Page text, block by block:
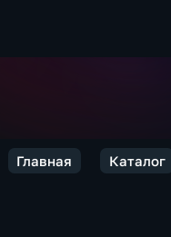
Главная Каталог